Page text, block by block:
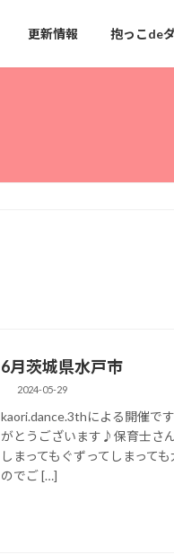
更新情報 抱っこde
6月茨城県水戸市
2024-05-29
kaori.dance.3thによる開催で
がとうございます♪保育士さ
しまってもぐずってしまって
のでご […]